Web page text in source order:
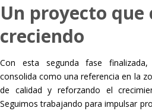
Un proyecto que
creciendo
Con esta segunda fase
consolida como una referencia en la
de calidad y reforzando el
Seguimos trabajando para impulsar